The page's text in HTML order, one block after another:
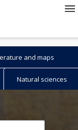
and maps
Natural sciences